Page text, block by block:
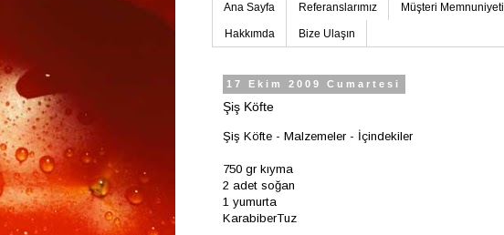
Ana Sayfa Referanslarımız Müşteri Memnuniyeti
Hakkımda Bize Ulaşın
17 Ekim 2009 Cumartesi
Şiş Köfte
Şiş Köfte - Malzemeler - İçindekiler
750 gr kıyma
2 adet soğan
1 yumurta
KarabiberTuz